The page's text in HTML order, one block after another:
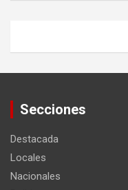
Secciones
Destacada
Locales
Nacionales